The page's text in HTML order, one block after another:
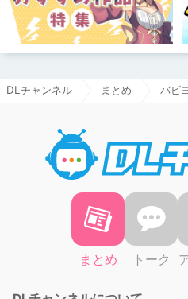
DLチャンネル まとめ バビ
まとめ トーク